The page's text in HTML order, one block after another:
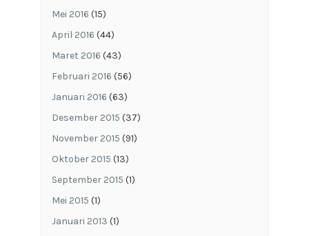
Mei 2016 (15)
April 2016 (44)
Maret 2016 (43)
Februari 2016 (56)
Januari 2016 (63)
Desember 2015 (37)
November 2015 (91)
Oktober 2015 (13)
September 2015 (1)
Mei 2015 (1)
Januari 2013 (1)